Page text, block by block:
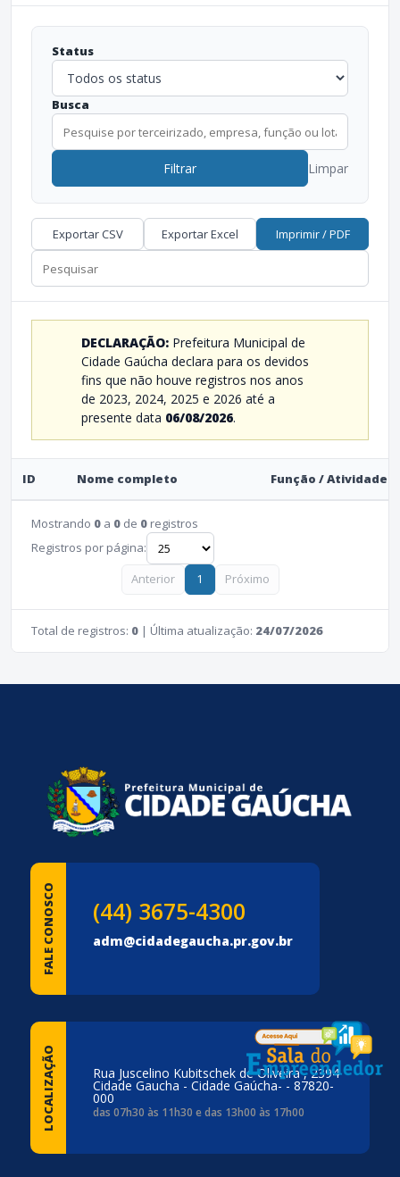
Status
Busca
Filtrar Limpar
Exportar CSV Exportar Excel Imprimir / PDF
DECLARAÇÃO: Prefeitura Municipal de
Cidade Gaúcha declara para os devidos
fins que não houve registros nos anos
de 2023, 2024, 2025 e 2026 até a
presente data 06/08/2026.
ID Nome completo Função / Atividade
Mostrando 0 a 0 de 0 registros
Registros por página:
Anterior
1 Próximo
Total de registros: 0 | Última atualização: 24/07/2026
FALE CONOSCO (44) 3675-4300
adm@cidadegaucha.pr.gov.br
LOCALIZAÇÃO Rua Juscelino Kubitschek de Oliveira , 2394
Cidade Gaucha - Cidade Gaúcha- - 87820-
000
das 07h30 às 11h30 e das 13h00 às 17h00